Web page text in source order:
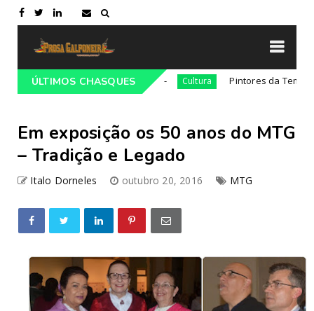
ÚLTIMOS CHASQUES
Cavaleiro da Esperança Cultura Pintores da Temática
Em exposição os 50 anos do MTG
– Tradição e Legado
Italo Dorneles outubro 20, 2016 MTG